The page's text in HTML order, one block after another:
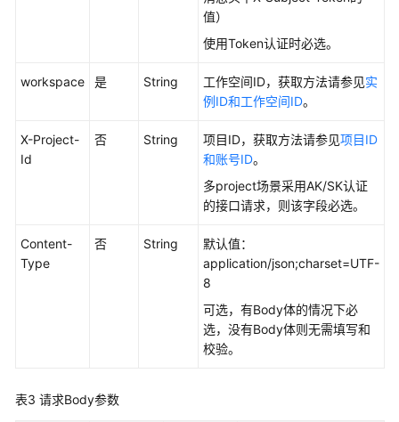
必
API
成
值）
使用Token认证时必选。
workspace 是 String 工作空间ID，获取方法请参见实
例ID和工作空间ID。
X-Project-
Id
否 String 项目ID，获取方法请参见项目ID
和账号ID。
多project场景采用AK/SK认证
的接口请求，则该字段必选。
Content-
Type
否 String
默认值：
application/json;charset=UTF-
8
可选，有Body体的情况下必
选，没有Body体则无需填写和
校验。
表3 请求Body参数